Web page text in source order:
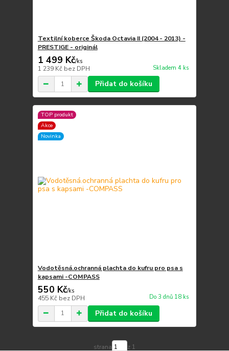
Textilní koberce Škoda Octavia II (2004 - 2013) -
PRESTIGE - originál
1 499 Kč/ks
1 239 Kč bez DPH Skladem 4 ks
Přidat do košíku
TOP produkt
Akce
Novinka
Vodotěsná.ochranná plachta do kufru pro psa s
kapsami -COMPASS
550 Kč/ks
455 Kč bez DPH Do 3 dnů 18 ks
Přidat do košíku
strana z 1